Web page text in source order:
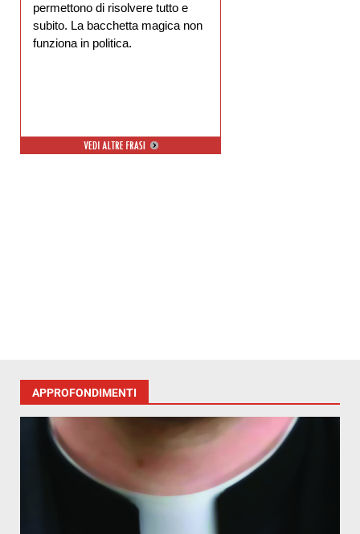
permettono di risolvere tutto e
subito. La bacchetta magica non
funziona in politica.
APPROFONDIMENTI